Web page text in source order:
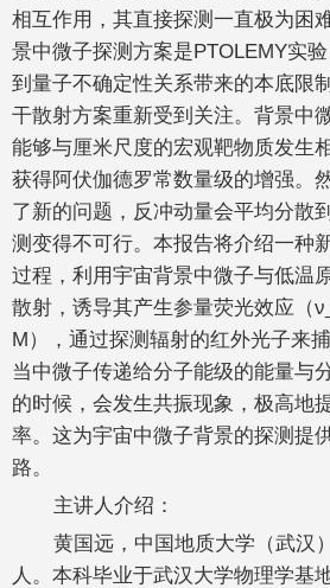
相互作用，其直接探测一直极为困
景中微子探测方案是PTOLEMY实
到量子不确定性关系带来的本底限
干散射方案重新受到关注。背景中
能够与厘米尺度的宏观靶物质发生
获得阿伏伽德罗常数量级的增强。
了新的问题，反冲动量会平均分散
测变得不可行。本报告将介绍一种
过程，利用宇宙背景中微子与低温
散射，诱导其产生参量荧光效应（
M），通过探测辐射的红外光子来
当中微子传递给分子能级的能量与
的时候，会发生共振现象，极高地
率。这为宇宙中微子背景的探测提
路。
主讲人介绍：
黄国远，中国地质大学（武汉
人。本科毕业于武汉大学物理学基